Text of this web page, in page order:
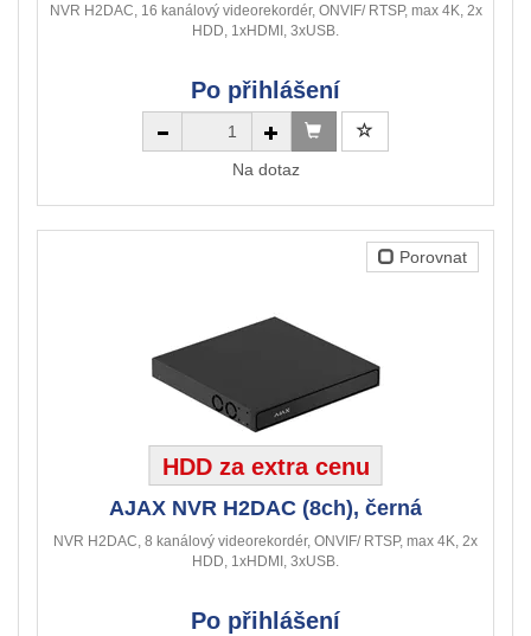
NVR H2DAC, 16 kanálový videorekordér, ONVIF/ RTSP, max 4K, 2x
HDD, 1xHDMI, 3xUSB.
Po přihlášení
Na dotaz
Porovnat
HDD za extra cenu
AJAX NVR H2DAC (8ch), černá
NVR H2DAC, 8 kanálový videorekordér, ONVIF/ RTSP, max 4K, 2x
HDD, 1xHDMI, 3xUSB.
Po přihlášení